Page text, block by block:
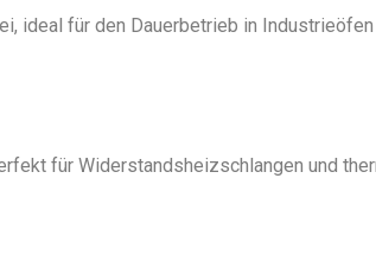
ideal für den Dauerbetrieb in Industrieöfen
für Widerstandsheizschlangen und